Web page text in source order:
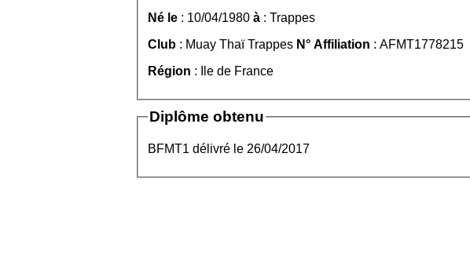
Né le : 10/04/1980 à : Trappes
Club : Muay Thaï Trappes N° Affiliation : AFMT1778215
Région : Ile de France
Diplôme obtenu
BFMT1 délivré le 26/04/2017